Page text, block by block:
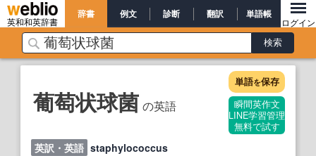
英和和英辞書
辞書 例文 診断 翻訳 単語帳
ログイン
葡萄状球菌 の英語
単語を保存
瞬間英作文
LINE学習管理
無料で試す
英訳・英語 staphylococcus